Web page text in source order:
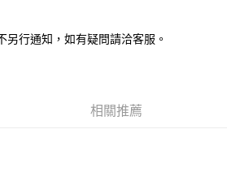
台灣大哥大用戶可立即使用無須另外申請。
期」，訂單成立後會自動跳轉到大哥付的交易
狀況，表示未達大哥付你分期系統評分，恕無
含以上)免運費
另行通知，如有疑問請洽客服。
相關推薦